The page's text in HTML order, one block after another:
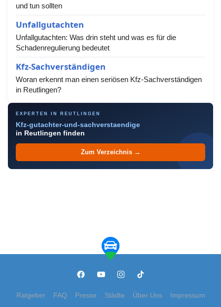
und tun sollten
Unfallgutachten
Unfallgutachten: Was drin steht und was es für die
Schadenregulierung bedeutet
Kfz-Sachverständigen
Woran erkennt man einen seriösen Kfz-Sachverständigen
in Reutlingen?
EXPERTEN IN REUTLINGEN
Kfz-gutachter-und-sachverstaendige
in Reutlingen finden
Zum Verzeichnis →
Ratgeber FAQ Presse Städte Über Uns Impressum